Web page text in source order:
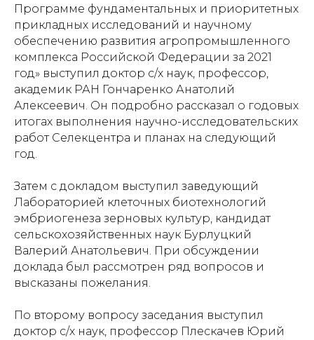
Программе фундаментальных и приоритетных
прикладных исследований и научному
обеспечению развития агропромышленного
комплекса Российской Федерации за 2021
год» выступил доктор с/х наук, профессор,
академик РАН Гончаренко Анатолий
Алексеевич. Он подробно рассказал о годовых
итогах выполнения научно-исследовательских
работ Селекцентра и планах на следующий
год.
Затем с докладом выступил заведующий
Лабораторией клеточных биотехнологий
эмбриогенеза зерновых культур, кандидат
сельскохозяйственных наук Бурлуцкий
Валерий Анатольевич. При обсуждении
доклада был рассмотрен ряд вопросов и
высказаны пожелания.
По второму вопросу заседания выступил
доктор с/х наук, профессор Плескачев Юрий